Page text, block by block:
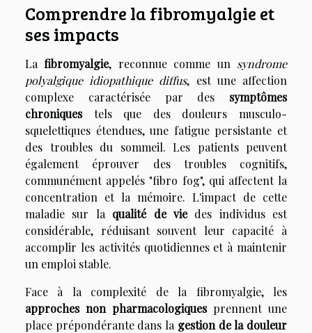
Comprendre la fibromyalgie et
ses impacts
Lafibromyalgie, reconnue comme un syndrome
polyalgique idiopathique diffus, est une affection
complexe caractérisée par des symptômes
chroniquestels que des douleurs musculo-
squelettiques étendues, une fatigue persistante et
des troubles du sommeil. Les patients peuvent
également éprouver des troubles cognitifs,
communément appelés "fibro fog", qui affectent la
concentration et la mémoire. L'impact de cette
maladie sur la qualité de viedes individus est
considérable, réduisant souvent leur capacité à
accomplir les activités quotidiennes et à maintenir
un emploi stable.
Face à la complexité de la fibromyalgie, les
approches non pharmacologiquesprennent une
place prépondérante dans la gestion de la douleur